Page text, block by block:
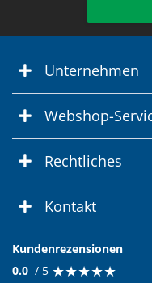
Unternehmen
Webshop-
Rechtliches
Kontakt
Kundenrezensionen
0.0 / 5 ★★★★★
★★★★★